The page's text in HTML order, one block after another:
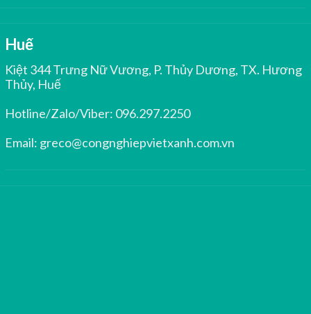
Huế
Kiệt 344 Trưng Nữ Vương, P. Thủy Dương, TX. Hương
Thủy, Huế
Hotline/Zalo/Viber: 096.297.2250
Email: greco@congnghiepvietxanh.com.vn